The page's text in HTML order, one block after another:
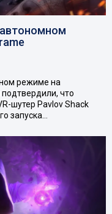
режиме на
что
шутер Pavlov Shack
запуска…